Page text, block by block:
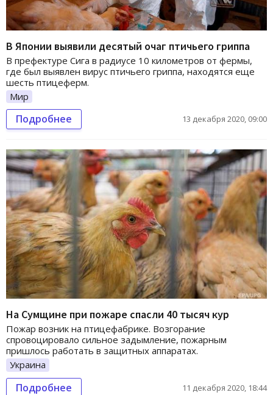
В Японии выявили десятый очаг птичьего гриппа
В префектуре Сига в радиусе 10 километров от фермы,
где был выявлен вирус птичьего гриппа, находятся еще
шесть птицеферм.
Мир
Подробнее 13 декабря 2020, 09:00
На Сумщине при пожаре спасли 40 тысяч кур
Пожар возник на птицефабрике. Возгорание
спровоцировало сильное задымление, пожарным
пришлось работать в защитных аппаратах.
Украина
Подробнее 11 декабря 2020, 18:44